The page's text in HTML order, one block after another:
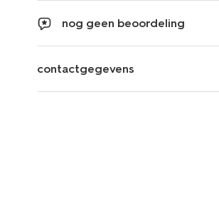
nog geen beoordeling
contactgegevens